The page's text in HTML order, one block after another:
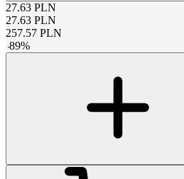
27.63 PLN
27.63 PLN
257.57 PLN
-89%